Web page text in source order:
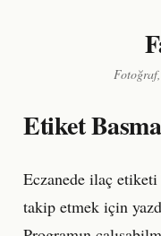
Etiket
Eczanede ilaç
takip etmek için